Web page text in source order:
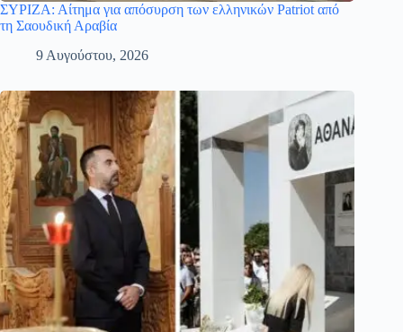
ΣΥΡΙΖΑ: Αίτημα για απόσυρση των ελληνικών Patriot από
τη Σαουδική Αραβία
9 Αυγούστου, 2026